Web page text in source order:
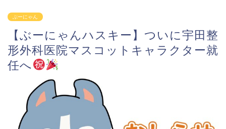
ぶーにゃん
【ぶーにゃんハスキー】ついに宇田整
形外科医院マスコットキャラクター就
任へ